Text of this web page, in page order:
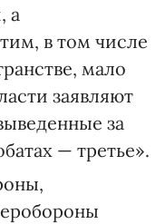
а
в том числе
мало
заявляют
за
— третье».